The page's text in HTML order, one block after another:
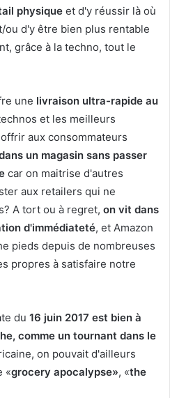
physique et d'y réussir là où
ou d'y être bien plus rentable
grâce à la techno, tout le
une livraison ultra-rapide au
et les meilleurs
aux consommateurs
un magasin sans passer
car on maitrise d'autres
aux retailers qui ne
A tort ou à regret, on vit dans
d'immédiateté, et Amazon
pieds depuis de nombreuses
propres à satisfaire notre
du 16 juin 2017 est bien à
comme un tournant dans le
on pouvait d'ailleurs
«grocery apocalypse», «the